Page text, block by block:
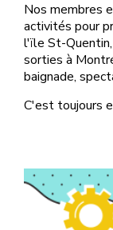
Nos membres
activités pour
l'ïle St-
sorties à
baignade,
C'est toujours